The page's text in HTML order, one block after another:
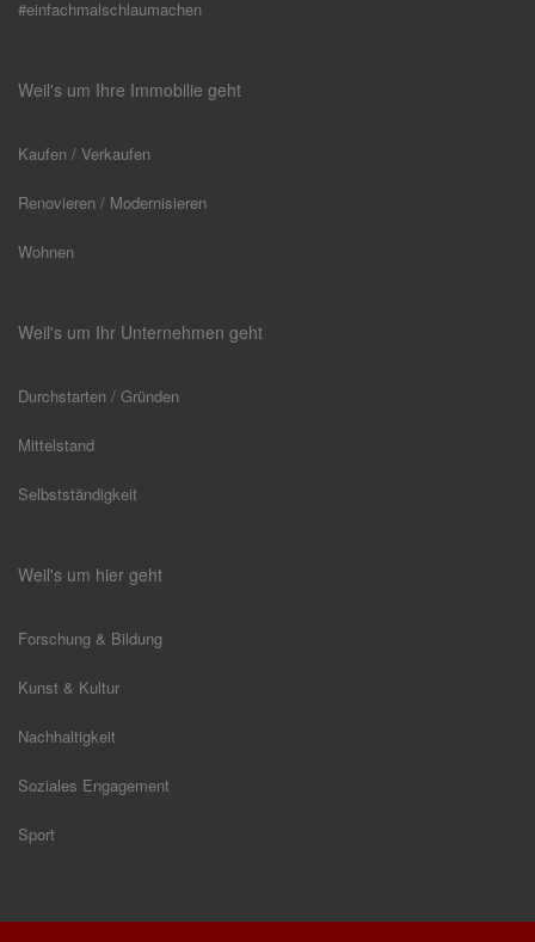
#einfachmalschlaumachen
Weil's um Ihre Immobilie geht
Kaufen / Verkaufen
Renovieren / Modernisieren
Wohnen
Weil's um Ihr Unternehmen geht
Durchstarten / Gründen
Mittelstand
Selbstständigkeit
Weil's um hier geht
Forschung & Bildung
Kunst & Kultur
Nachhaltigkeit
Soziales Engagement
Sport